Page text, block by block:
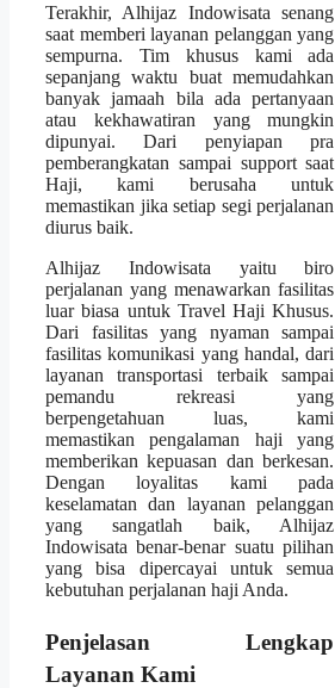
Terakhir, Alhijaz Indowisata senang
saat memberi layanan pelanggan yang
sempurna. Tim khusus kami ada
sepanjang waktu buat memudahkan
banyak jamaah bila ada pertanyaan
atau kekhawatiran yang mungkin
dipunyai. Dari penyiapan pra
pemberangkatan sampai support saat
Haji, kami berusaha untuk
memastikan jika setiap segi perjalanan
diurus baik.
Alhijaz Indowisata yaitu biro
perjalanan yang menawarkan fasilitas
luar biasa untuk Travel Haji Khusus.
Dari fasilitas yang nyaman sampai
fasilitas komunikasi yang handal, dari
layanan transportasi terbaik sampai
pemandu rekreasi yang
berpengetahuan luas, kami
memastikan pengalaman haji yang
memberikan kepuasan dan berkesan.
Dengan loyalitas kami pada
keselamatan dan layanan pelanggan
yang sangatlah baik, Alhijaz
Indowisata benar-benar suatu pilihan
yang bisa dipercayai untuk semua
kebutuhan perjalanan haji Anda.
Penjelasan Lengkap
Layanan Kami